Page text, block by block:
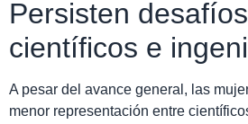
Persisten
científicos e
A pesar del avance general, las
menor representación entre